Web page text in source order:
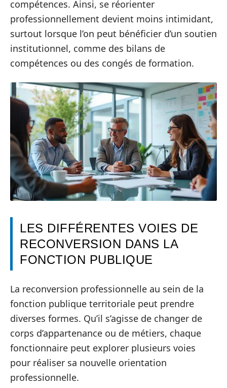
compétences. Ainsi, se réorienter
professionnellement devient moins intimidant,
surtout lorsque l’on peut bénéficier d’un soutien
institutionnel, comme des bilans de
compétences ou des congés de formation.
LES DIFFÉRENTES VOIES DE
RECONVERSION DANS LA
FONCTION PUBLIQUE
La reconversion professionnelle au sein de la
fonction publique territoriale peut prendre
diverses formes. Qu’il s’agisse de changer de
corps d’appartenance ou de métiers, chaque
fonctionnaire peut explorer plusieurs voies
pour réaliser sa nouvelle orientation
professionnelle.